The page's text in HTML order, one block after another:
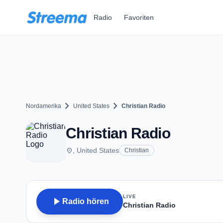
Radio Favoriten
Nordamerika chevron_right United States chevron_right Christian Radio
Christian Radio
place , United States Christian
play_arrow Radio hören
LIVE
Christian Radio